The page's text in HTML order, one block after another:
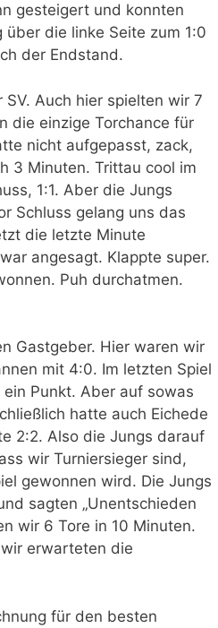
gesteigert und konnten
über die linke Seite zum 1:0
der Endstand.
Auch hier spielten wir 7
die einzige Torchance für
nicht aufgepasst, zack,
3 Minuten. Trittau cool im
1:1. Aber die Jungs
Schluss gelang uns das
die letzte Minute
angesagt. Klappte super.
Puh durchatmen.
Gastgeber. Hier waren wir
mit 4:0. Im letzten Spiel
Punkt. Aber auf sowas
hatte auch Eichede
2:2. Also die Jungs darauf
wir Turniersieger sind,
gewonnen wird. Die Jungs
sagten „Unentschieden
wir 6 Tore in 10 Minuten.
erwarteten die
für den besten